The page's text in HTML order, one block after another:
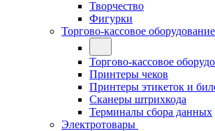
Творчество
Фигурки
Торгово-кассовое оборудование
Торгово-кассовое
Принтеры чеков
Принтеры этикеток и
Сканеры штрихкода
Терминалы сбора данных
Электротовары